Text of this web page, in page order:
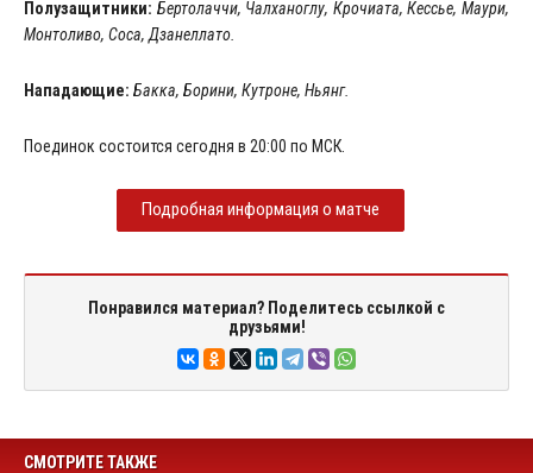
Полузащитники: Бертолаччи, Чалханоглу, Крочиата, Кессье, Маури,
Монтоливо, Соса, Дзанеллато.
Нападающие: Бакка, Борини, Кутроне, Ньянг.
Поединок состоится сегодня в 20:00 по МСК.
Подробная информация о матче
Понравился материал? Поделитесь ссылкой с
друзьями!
СМОТРИТЕ ТАКЖЕ